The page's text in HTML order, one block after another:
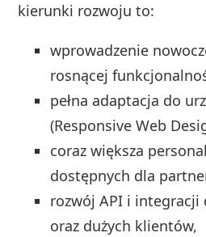
kierunki rozwoju to:
wprowadzenie
rosnącej
pełna adaptacja do
(Responsive Web
coraz większa
dostępnych dla
rozwój API i integracji
oraz dużych klientów,